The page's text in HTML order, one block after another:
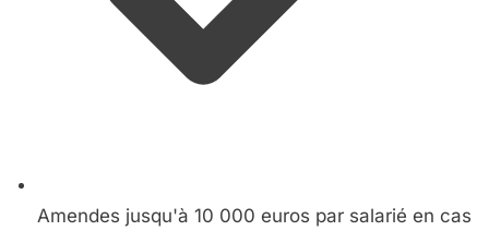
Amendes jusqu'à 10 000 euros par salarié en cas